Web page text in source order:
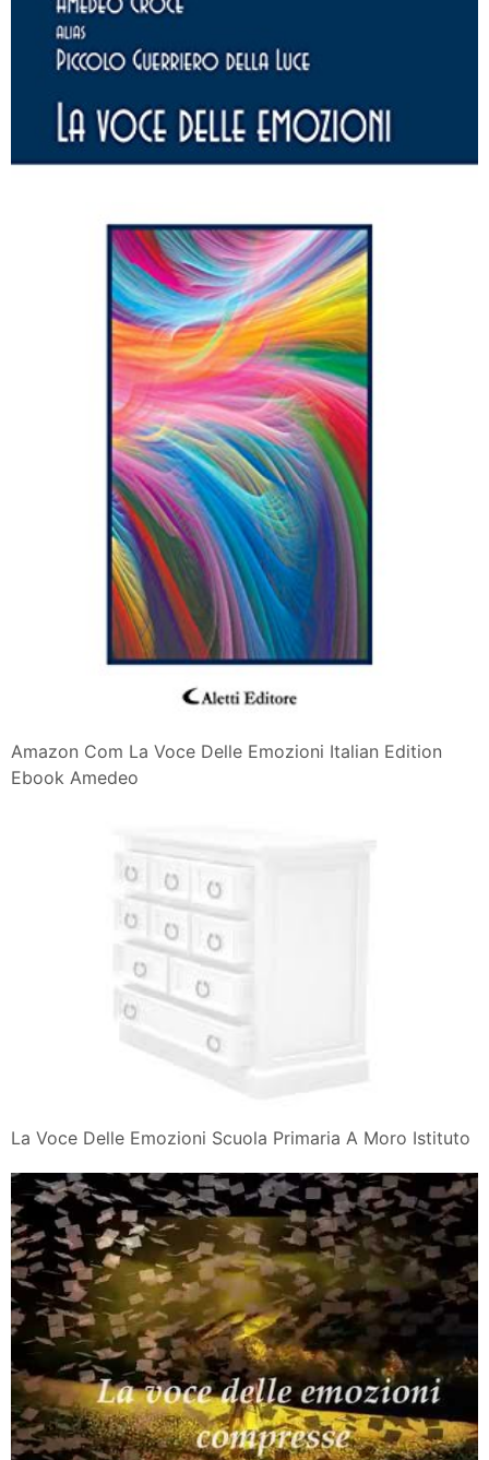
Amazon Com La Voce Delle Emozioni Italian Edition
Ebook Amedeo
La Voce Delle Emozioni Scuola Primaria A Moro Istituto